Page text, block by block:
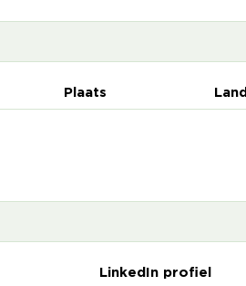
Plaats Land
LinkedIn profiel